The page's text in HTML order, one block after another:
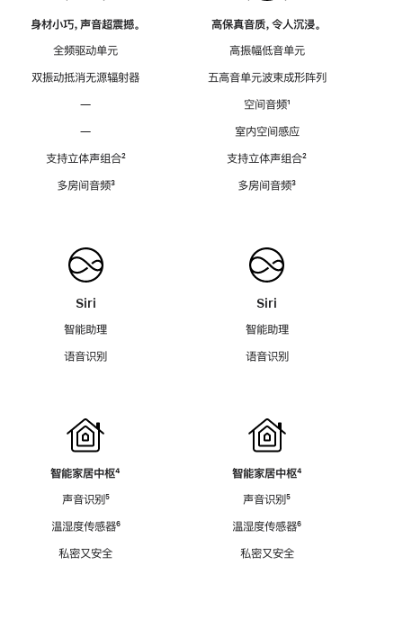
身材小巧，声音超震撼。
全频驱动单元
双振动抵消无源辐射器
—
—
支持立体声组合脚
²
多房间音频脚
³
Siri
智能助理
语音识别
智能家居中枢脚
⁴
声音识别脚
⁵
温湿度传感器脚
⁶
私密又安全
高保真音质，令人沉浸。
高振幅低音单元
五高音单元波束成形阵列
空间音频脚
¹
室内空间感应
支持立体声组合脚
²
多房间音频脚
³
Siri
智能助理
语音识别
智能家居中枢脚
⁴
声音识别脚
⁵
温湿度传感器脚
⁶
私密又安全